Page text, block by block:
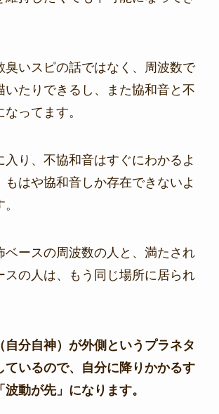
臭いスピの話ではなく、周波数で
いたりできるし、また協和音と不
ってます。
入り、不協和音はすぐにわかるよ
もはや協和音しか存在できないよ
ベースの周波数の人と、満たされ
スの人は、もう同じ場所に居られ
自分自神）が外側というプラネタ
ているので、自分に降りかかるす
動が先」になります。